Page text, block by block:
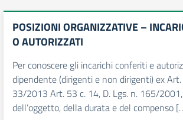
POSIZIONI ORGANIZZATIVE –
O AUTORIZZATI
Per conoscere gli incarichi conferiti e
dipendente (dirigenti e non dirigenti) ex Art.
33/2013 Art. 53 c. 14, D. Lgs. n. 165/2001,
dell’oggetto, della durata e del compenso